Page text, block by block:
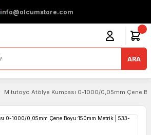
info@olcumstore.com
ARA
Mitutoyo Atölye Kumpası 0-1000/0,05mm Çene